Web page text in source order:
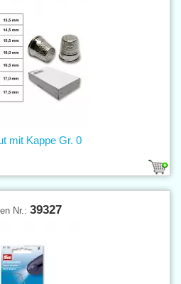
mit Kappe Gr. 0
Nr.: 39327